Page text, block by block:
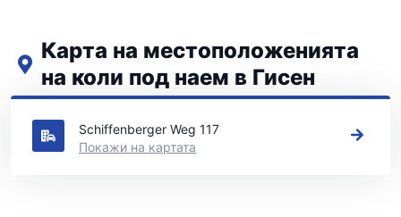
Карта на местоположенията
на коли под наем в Гисен
Вижте нашите основни места за коли под наем в Гисен
Schiffenberger Weg 117
Покажи на картата